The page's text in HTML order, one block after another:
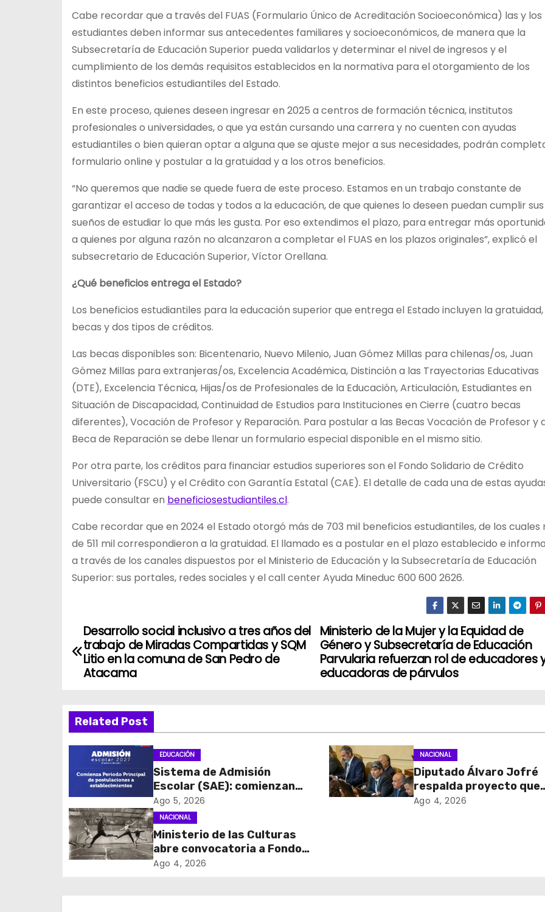
Cabe recordar que a través del FUAS (Formulario Único de Acreditación Socioeconómica) las y los
estudiantes deben informar sus antecedentes familiares y socioeconómicos, de manera que la
Subsecretaría de Educación Superior pueda validarlos y determinar el nivel de ingresos y el
cumplimiento de los demás requisitos establecidos en la normativa para el otorgamiento de los
distintos beneficios estudiantiles del Estado.
En este proceso, quienes deseen ingresar en 2025 a centros de formación técnica, institutos
profesionales o universidades, o que ya están cursando una carrera y no cuenten con ayudas
estudiantiles o bien quieran optar a alguna que se ajuste mejor a sus necesidades, podrán
formulario online y postular a la gratuidad y a los otros beneficios.
“No queremos que nadie se quede fuera de este proceso. Estamos en un trabajo constante de
garantizar el acceso de todas y todos a la educación, de que quienes lo deseen puedan cumplir sus
sueños de estudiar lo que más les gusta. Por eso extendimos el plazo, para entregar más
a quienes por alguna razón no alcanzaron a completar el FUAS en los plazos originales”, explicó el
subsecretario de Educación Superior, Víctor Orellana.
¿Qué beneficios entrega el Estado?
Los beneficios estudiantiles para la educación superior que entrega el Estado incluyen la gratuidad,
becas y dos tipos de créditos.
Las becas disponibles son: Bicentenario, Nuevo Milenio, Juan Gómez Millas para chilenas/os, Juan
Gómez Millas para extranjeras/os, Excelencia Académica, Distinción a las Trayectorias Educativas
(DTE), Excelencia Técnica, Hijas/os de Profesionales de la Educación, Articulación, Estudiantes en
Situación de Discapacidad, Continuidad de Estudios para Instituciones en Cierre (cuatro becas
diferentes), Vocación de Profesor y Reparación. Para postular a las Becas Vocación de Profesor y
Beca de Reparación se debe llenar un formulario especial disponible en el mismo sitio.
Por otra parte, los créditos para financiar estudios superiores son el Fondo Solidario de Crédito
Universitario (FSCU) y el Crédito con Garantía Estatal (CAE). El detalle de cada una de estas
puede consultar en beneficiosestudiantiles.cl.
Cabe recordar que en 2024 el Estado otorgó más de 703 mil beneficios estudiantiles, de los cuales
de 511 mil correspondieron a la gratuidad. El llamado es a postular en el plazo establecido e
a través de los canales dispuestos por el Ministerio de Educación y la Subsecretaría de Educación
Superior: sus portales, redes sociales y el call center Ayuda Mineduc 600 600 2626.
N
a
e
g
i
ó
n
Ministerio de la Mujer y la Equidad de
Género y Subsecretaría de Educación
Parvularia refuerzan rol de educadores
educadoras de párvulos
Desarrollo social inclusivo a tres años del
trabajo de Miradas Compartidas y SQM
Litio en la comuna de San Pedro de
Atacama
Related Post
EDUCACIÓN
Sistema de Admisión
Escolar (SAE): comienzan
las postulaciones a
establecimientos para
2027
Ago 5, 2026
NACIONAL
Diputado Álvaro Jofré
respalda proyecto que
fortalece el control de
Ago 4, 2026
NACIONAL
Ministerio de las Culturas
abre convocatoria a Fondos
Cultura 2027 con foco en
Ago 4, 2026